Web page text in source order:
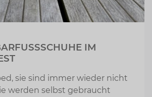
IM L
sie sind immer wieder nicht
werden selbst gebraucht